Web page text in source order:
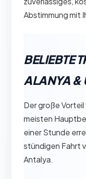
Abstimmung mit
BELIEBTE
ALANYA &
Der große
meisten
einer Stunde
stündigen Fahrt
Antalya.